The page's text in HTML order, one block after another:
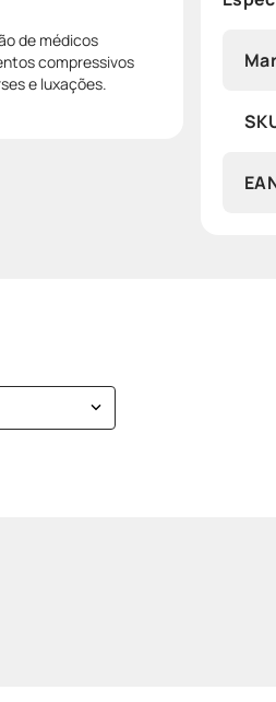
de médicos
compressivos
e luxações.